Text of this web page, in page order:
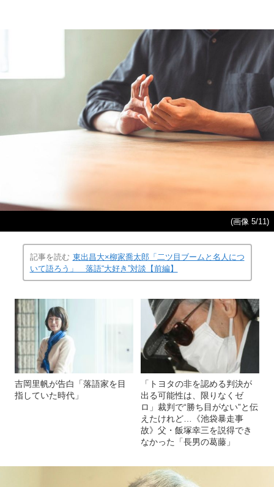
(画像 5/11)
記事を読む 東出昌大×柳家喬太郎「二ツ目ブームと名人につ
いて語ろう」 落語“大好き”対談【前編】
吉岡里帆が告白「落語家を目
指していた時代」
「トヨタの非を認める判決が
出る可能性は、限りなくゼ
ロ」裁判で“勝ち目がない”と伝
えたけれど…《池袋暴走事
故》父・飯塚幸三を説得でき
なかった「長男の葛藤」